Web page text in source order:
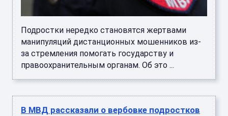
Подростки нередко становятся жертвами
манипуляций дистанционных мошенников из-
за стремления помогать государству и
правоохранительным органам. Об это ...
В МВД рассказали о вербовке подростков